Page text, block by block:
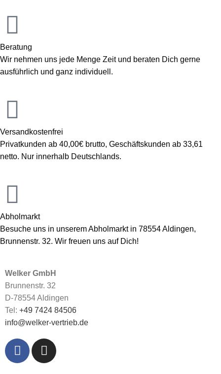
Beratung
Wir nehmen uns jede Menge Zeit und beraten Dich gerne
ausführlich und ganz individuell.
Versandkostenfrei
Privatkunden ab 40,00€ brutto, Geschäftskunden ab 33,61
netto. Nur innerhalb Deutschlands.
Abholmarkt
Besuche uns in unserem Abholmarkt in 78554 Aldingen,
Brunnenstr. 32. Wir freuen uns auf Dich!
Welker GmbH
Brunnenstr. 32
D-78554 Aldingen
Tel: +49 7424 84506
info@welker-vertrieb.de